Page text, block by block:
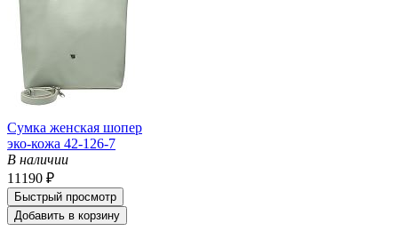
Сумка женская шопер
эко-кожа 42-126-7
В наличии
11190 ₽
Быстрый просмотр
Добавить в корзину